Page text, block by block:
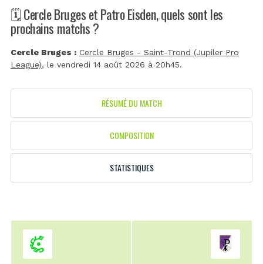
🗓️ Cercle Bruges et Patro Eisden, quels sont les
prochains matchs ?
Cercle Bruges : Cercle Bruges - Saint-Trond (Jupiler Pro
League), le vendredi 14 août 2026 à 20h45.
RÉSUMÉ DU MATCH
COMPOSITION
STATISTIQUES